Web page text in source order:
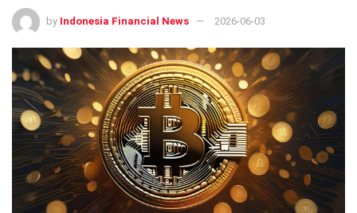
by Indonesia Financial News 2026-06-03